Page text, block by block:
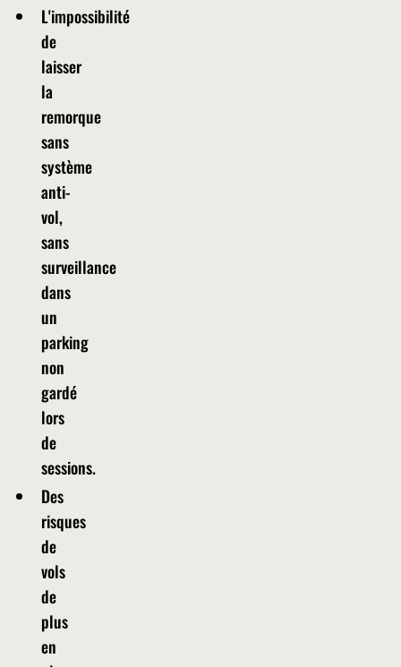
L'impossibilité
de
laisser
la
remorque
sans
système
anti-
vol,
sans
surveillance
dans
un
parking
non
gardé
lors
de
sessions.
Des
risques
de
vols
de
plus
en